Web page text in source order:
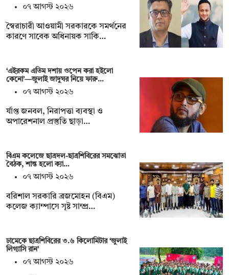
০৭ আগস্ট ২০২৬
স্বৈরাচারী আওয়ামী সরকারকে সমর্থনের
কারণে সাবেক অধিনায়ক সাকি…
‘এইরকম এতিম দশায় ওপেন করা হইলো
কেনো’—জুলাই জাদুঘর নিয়ে ফারু…
০৭ আগস্ট ২০২৬
র্যাপ্ত জনবল, নিরাপত্তা ব্যবস্থা ও
অপারেশনাল প্রস্তুতি ছাড়া…
বিএম কলেজে ছাত্রদল-ছাত্রশিবিরের সমঝোতা
বৈঠক, শান্ত হলো ক্যা…
০৭ আগস্ট ২০২৬
বরিশাল সরকারি ব্রজমোহন (বিএম)
কলেজ ক্যাম্পাসে সৃষ্ট সাম্প্র…
ঢামেকে ছাত্রশিবিরের ৩.৬ কিলোমিটার ‘জুলাই
লিগ্যাসি রান’
০৭ আগস্ট ২০২৬